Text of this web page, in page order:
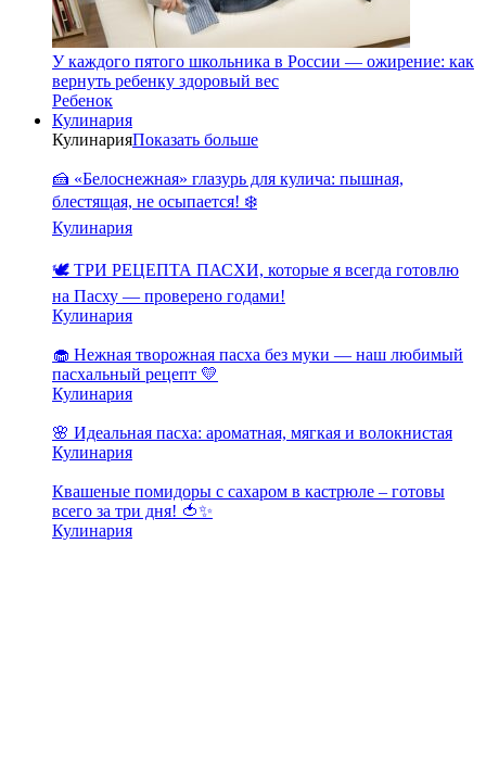
У каждого пятого школьника в России — ожирение: как
вернуть ребенку здоровый вес
Ребенок
Кулинария
КулинарияПоказать больше
🍰 «Белоснежная» глазурь для кулича: пышная,
блестящая, не осыпается! ❄️
Кулинария
🕊️ ТРИ РЕЦЕПТА ПАСХИ, которые я всегда готовлю
на Пасху — проверено годами!
Кулинария
🧁 Нежная творожная пасха без муки — наш любимый
пасхальный рецепт 💛
Кулинария
🌸 Идеальная пасха: ароматная, мягкая и волокнистая
Кулинария
Квашеные помидоры с сахаром в кастрюле – готовы
всего за три дня! 🍅✨
Кулинария